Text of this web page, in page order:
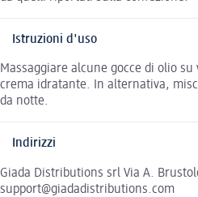
Istruzioni d'uso
Massaggiare alcune gocce di olio
crema idratante. In alternativa,
da notte.
Indirizzi
Giada Distributions srl Via A.
support@giadadistributions.com